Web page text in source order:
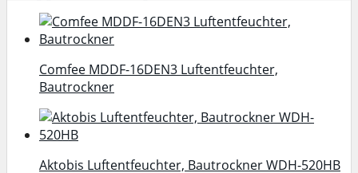
Comfee MDDF-16DEN3 Luftentfeuchter,
Bautrockner
Aktobis Luftentfeuchter, Bautrockner WDH-520HB